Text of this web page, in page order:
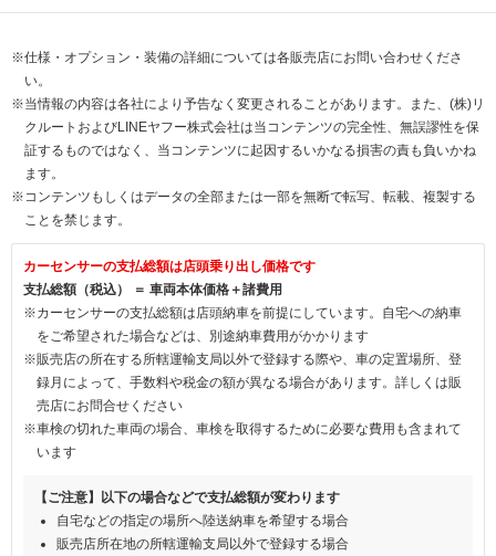
※仕様・オプション・装備の詳細については各販売店にお問い合わせくださ
い。
※当情報の内容は各社により予告なく変更されることがあります。また、(株)リ
クルートおよびLINEヤフー株式会社は当コンテンツの完全性、無誤謬性を保
証するものではなく、当コンテンツに起因するいかなる損害の責も負いかね
ます。
※コンテンツもしくはデータの全部または一部を無断で転写、転載、複製する
ことを禁じます。
カーセンサーの支払総額は店頭乗り出し価格です
支払総額（税込） ＝ 車両本体価格＋諸費用
※カーセンサーの支払総額は店頭納車を前提にしています。自宅への納車
をご希望された場合などは、別途納車費用がかかります
※販売店の所在する所轄運輸支局以外で登録する際や、車の定置場所、登
録月によって、手数料や税金の額が異なる場合があります。詳しくは販
売店にお問合せください
※車検の切れた車両の場合、車検を取得するために必要な費用も含まれて
います
【ご注意】以下の場合などで支払総額が変わります
自宅などの指定の場所へ陸送納車を希望する場合
販売店所在地の所轄運輸支局以外で登録する場合